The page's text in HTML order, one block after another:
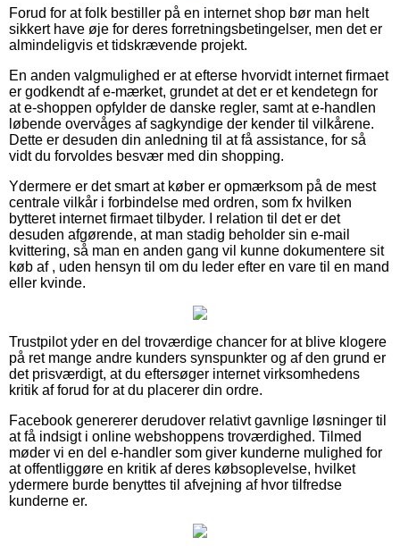
Forud for at folk bestiller på en internet shop bør man helt
sikkert have øje for deres forretningsbetingelser, men det er
almindeligvis et tidskrævende projekt.
En anden valgmulighed er at efterse hvorvidt internet firmaet
er godkendt af e-mærket, grundet at det er et kendetegn for
at e-shoppen opfylder de danske regler, samt at e-handlen
løbende overvåges af sagkyndige der kender til vilkårene.
Dette er desuden din anledning til at få assistance, for så
vidt du forvoldes besvær med din shopping.
Ydermere er det smart at køber er opmærksom på de mest
centrale vilkår i forbindelse med ordren, som fx hvilken
bytteret internet firmaet tilbyder. I relation til det er det
desuden afgørende, at man stadig beholder sin e-mail
kvittering, så man en anden gang vil kunne dokumentere sit
køb af , uden hensyn til om du leder efter en vare til en mand
eller kvinde.
Trustpilot yder en del troværdige chancer for at blive klogere
på ret mange andre kunders synspunkter og af den grund er
det prisværdigt, at du eftersøger internet virksomhedens
kritik af forud for at du placerer din ordre.
Facebook genererer derudover relativt gavnlige løsninger til
at få indsigt i online webshoppens troværdighed. Tilmed
møder vi en del e-handler som giver kunderne mulighed for
at offentliggøre en kritik af deres købsoplevelse, hvilket
ydermere burde benyttes til afvejning af hvor tilfredse
kunderne er.